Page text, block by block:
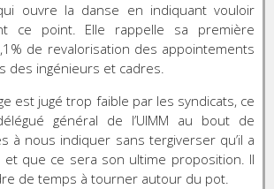
qui ouvre la danse en indiquant vouloir
ce point. Elle rappelle sa première
de revalorisation des appointements
des ingénieurs et cadres.
est jugé trop faible par les syndicats, ce
général de l’UIMM au bout de
à nous indiquer sans tergiverser qu’il a
et que ce sera son ultime proposition. Il
de temps à tourner autour du pot.